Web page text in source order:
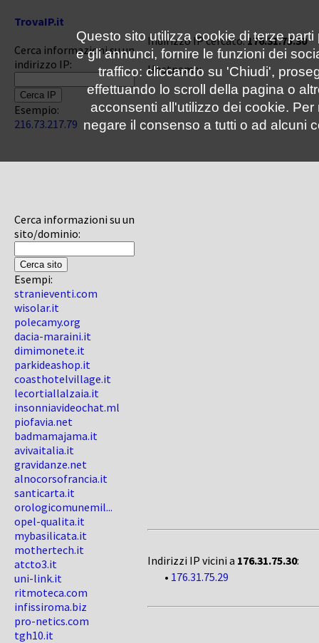
TrovaIP.it
Cerca informazioni su un
indirizzo IP:
Esempio:
216.73.217.79
Cerca informazioni su un
sito/dominio:
Esempi:
stranieventi.com
wisolar.it
polecamy.org
dacia-maraini.it
dimimonete.it
parkideashop.it
coasthotelvillage.it
lecortiallalzaia.it
insonniavideochat.ml
piofavia.net
badmamajama.it
avivaitalia.it
gravidanze.net
alnocorsofrancia.it
santicarta.it
orologicomunemil...
opel-qualita.it
mybasilicata.it
mothertech.it
atcto3.it
uni-link.it
ritmoteca.com
infissiroma.biz
pro-netics.com
tgh10.it
Indirizzo IP cercato:176.31.75.30
Hostname:
Indirizzi IP vicini a 176.31.75.30:
• 176.31.75.29
Questo sito utilizza cookie di terze
e gli annunci, fornire le funzioni dei
traffico: cliccando su 'Chiudi',
effettuando lo scroll della pagina o
acconsenti all'utilizzo dei cookie.
negare il consenso a tutti o ad alcuni